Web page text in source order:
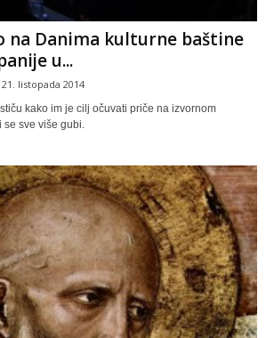
na Danima kulturne baštine
u...
21. listopada 2014
kako im je cilj očuvati priče na izvornom
se sve više gubi.